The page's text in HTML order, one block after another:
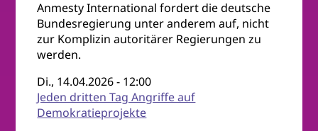
Anmesty International fordert die deutsche
Bundesregierung unter anderem auf, nicht
zur Komplizin autoritärer Regierungen zu
werden.
Di., 14.04.2026 - 12:00
Jeden dritten Tag Angriffe auf
Demokratieprojekte